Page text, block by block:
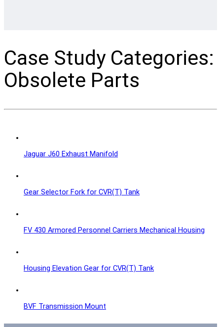
Case Study Categories:
Obsolete Parts
Jaguar J60 Exhaust Manifold
Gear Selector Fork for CVR(T) Tank
FV 430 Armored Personnel Carriers Mechanical Housing
Housing Elevation Gear for CVR(T) Tank
BVF Transmission Mount